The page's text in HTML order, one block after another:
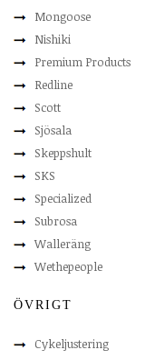
Mongoose
Nishiki
Premium Products
Redline
Scott
Sjösala
Skeppshult
SKS
Specialized
Subrosa
Walleräng
Wethepeople
ÖVRIGT
Cykeljustering